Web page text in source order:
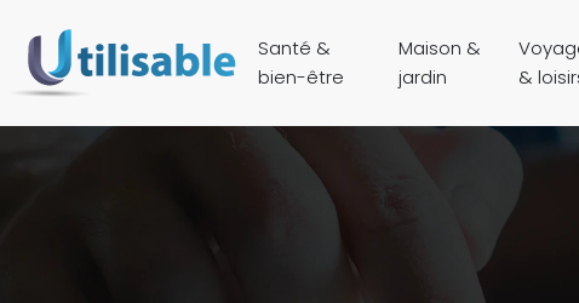
Santé &
bien-être
Maison &
jardin
&